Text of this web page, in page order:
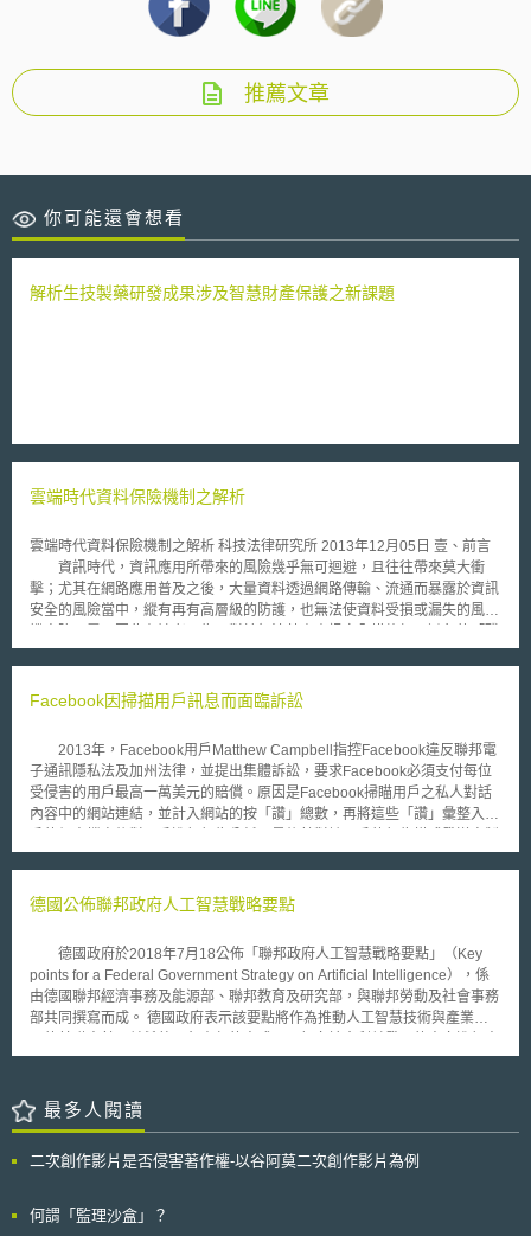
推薦文章
你可能還會想看
解析生技製藥研發成果涉及智慧財產保護之新課題
雲端時代資料保險機制之解析
雲端時代資料保險機制之解析 科技法律研究所 2013年12月05日 壹、前言
資訊時代，資訊應用所帶來的風險幾乎無可迴避，且往往帶來莫大衝
擊；尤其在網路應用普及之後，大量資料透過網路傳輸、流通而暴露於資訊
安全的風險當中，縱有再有高層級的防護，也無法使資料受損或漏失的風險
餘風險」（Residual Risk），應由「保險機制」予以移轉。本研究特探討
制，一般稱為資料保險，專門填補網路應用所造成的風險，諸如網路安全
成的損失。依據產業觀察者意見，此類保險產品的市場正有逐漸擴張的趨
勢，尤其是對於健康照護服務（Health care）以及中小型的業者而言，此
類保險對於風險管理服務可以發揮長足的作用，其能夠填補資料被害的通知
成本、信用監控以及加強資料防護的成本[1]。 本文以雲端運算應用的
興起為背景，觀察相應保險機制的演進及發展；以及其對於產業發展而言，
條件。 貳、資料保險機制的發展 一、資料保險的種類 用來填補資料受
私保險」稱之。與其直接定義何謂「資料保險」，不如分析此保險的涵蓋範
的損害賠償責任[2]。 財產保險可分成兩大類型，一類是一般的財產損
害，即保險事故發生導致被保險人的財產減損或喪失，承保此類財產損失之
保險，即英美法系所稱之「第一方保險」（First-party coverage）。另一類
則是責任保險，即保險事故發生導致被保險人應負擔法律上責任或契約上損
害賠償責任，承保因被保險人應負擔責任之財產損失，即所稱之「第三方保
險」（Third-party coverage）。 在資料應用環境中，因資料受害導致
奪被保險人對於資料的使用權限，則屬於第一方財產損失。另一方面，當被
保險人所保護、監管（Custody）或控制的第三人資料或資訊，遭遇網路犯
任、並支付相關費用，此屬於第三方財產損失，例如入侵資訊系統而竊取信
第三人近用系統，以及違反法規所要求而未向第三人通知資料侵害等…[3]。
Facebook因掃描用戶訊息而面臨訴訟
2013年，Facebook用戶Matthew Campbell指控Facebook違反聯邦電
子通訊隱私法及加州法律，並提出集體訴訟，要求Facebook必須支付每位
受侵害的用戶最高一萬美元的賠償。原因是Facebook掃瞄用戶之私人對話
內容中的網站連結，並計入網站的按「讚」總數，再將這些「讚」彙整入用
化的廣告， 造成用戶的困擾。 對此，Facebook辯稱其掃描用戶的訊息
Facebook在2012年即已停止傳送客製化廣告，故Facebook要求撤銷此訴
Hamilton認為，雖然Facebook已經在2012年10月停止傳送客製化廣告，但
Facebook同時並承認仍會持續分析用戶之訊息（理由是為了防止電腦病毒
以及垃圾郵件），而且Facebook不願意提供任何有關目標式廣告手法的細
節，使法院無法判斷這是否為普遍的商業行為而屬於聯邦電子通訊隱私法例
外條款的範疇，因此，法院裁定駁回Facebook的撤銷申請，本案將繼續進
德國公佈聯邦政府人工智慧戰略要點
德國政府於2018年7月18公佈「聯邦政府人工智慧戰略要點」（Key
points for a Federal Government Strategy on Artificial Intelligence），係
由德國聯邦經濟事務及能源部、聯邦教育及研究部，與聯邦勞動及社會事務
部共同撰寫而成。 德國政府表示該要點將作為推動人工智慧技術與產業發
工智慧開發與應用。 德國人工智慧戰略要點摘要如下： 1. 研究能量：
在社會各處：各學科與產業領域皆需要人工智慧。 3. 資料作為人工智慧發
展的基礎：資料是人工智慧發展的重要關鍵，德國的資料發展重點將放在資
需要大量資料，同時還需要強大的計算能力，德國需要加強計算能力的硬體
其是中小企業採納人工智慧技術方面將會是焦點之一。 6. 社會法制：人工
最多人閱讀
二次創作影片是否侵害著作權-以谷阿莫二次創作影片為例
何謂「監理沙盒」？